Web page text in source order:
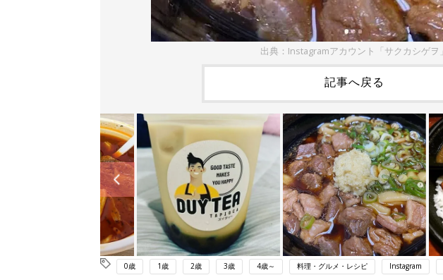
出典：Instagramアカウント「サクカシゲヲ」
記事へ戻る
0歳 1歳 2歳 3歳 4歳～ 料理・グルメ・レシピ Instagram